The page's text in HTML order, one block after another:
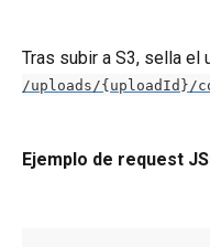
Tras subir a S3, sella el
/uploads/{uploadId}/
Ejemplo de request